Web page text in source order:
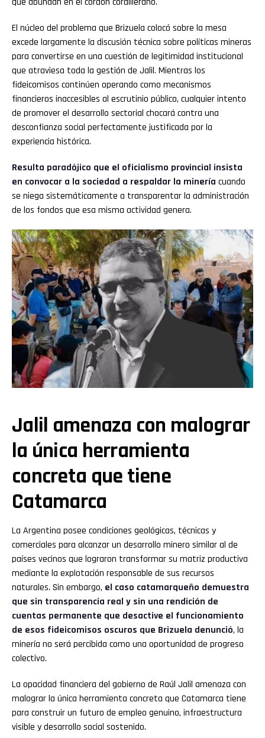
El núcleo del problema que Brizuela colocó sobre la mesa
excede largamente la discusión técnica sobre políticas mineras
para convertirse en una cuestión de legitimidad institucional
que atraviesa toda la gestión de Jalil. Mientras los
fideicomisos continúen operando como mecanismos
financieros inaccesibles al escrutinio público, cualquier intento
de promover el desarrollo sectorial chocará contra una
desconfianza social perfectamente justificada por la
experiencia histórica.
Resulta paradójico que el oficialismo provincial insista
en convocar a la sociedad a respaldar la minería cuando
se niega sistemáticamente a transparentar la administración
de los fondos que esa misma actividad genera.
Jalil amenaza con malograr
la única herramienta
concreta que tiene
Catamarca
La Argentina posee condiciones geológicas, técnicas y
comerciales para alcanzar un desarrollo minero similar al de
países vecinos que lograron transformar su matriz productiva
mediante la explotación responsable de sus recursos
naturales. Sin embargo, el caso catamarqueño demuestra
que sin transparencia real y sin una rendición de
cuentas permanente que desactive el funcionamiento
de esos fideicomisos oscuros que Brizuela denunció, la
minería no será percibida como una oportunidad de progreso
colectivo.
La opacidad financiera del gobierno de Raúl Jalil amenaza con
malograr la única herramienta concreta que Catamarca tiene
para construir un futuro de empleo genuino, infraestructura
visible y desarrollo social sostenido.